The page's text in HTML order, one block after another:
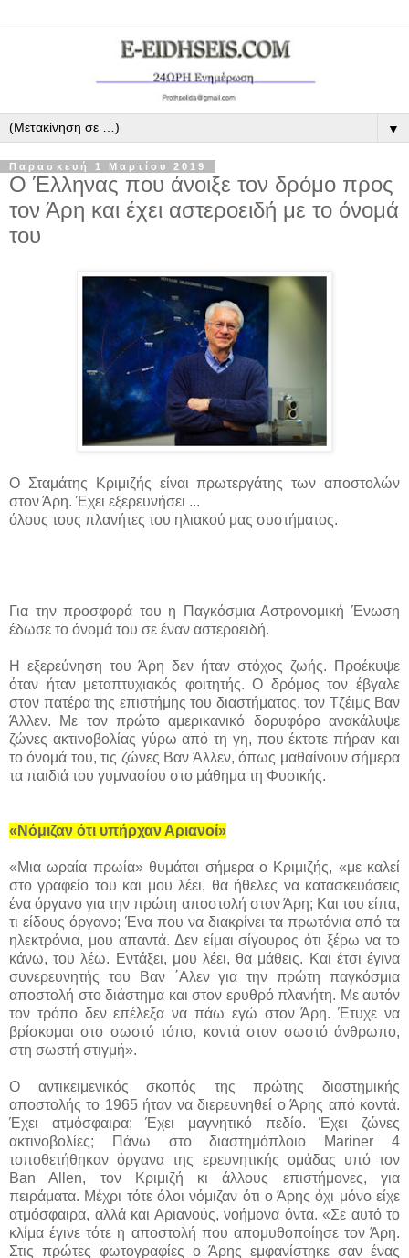
▼
Παρασκευή 1 Μαρτίου 2019
Ο Έλληνας που άνοιξε τον δρόμο προς
τον Άρη και έχει αστεροειδή με το όνομά
του
Ο Σταμάτης Κριμιζής είναι πρωτεργάτης των αποστολών
στον Άρη. Έχει εξερευνήσει ...
όλους τους πλανήτες του ηλιακού μας συστήματος.
Για την προσφορά του η Παγκόσμια Αστρονομική Ένωση
έδωσε το όνομά του σε έναν αστεροειδή.
Η εξερεύνηση του Άρη δεν ήταν στόχος ζωής. Προέκυψε
όταν ήταν μεταπτυχιακός φοιτητής. Ο δρόμος τον έβγαλε
στον πατέρα της επιστήμης του διαστήματος, τον Τζέιμς Βαν
Άλλεν. Με τον πρώτο αμερικανικό δορυφόρο ανακάλυψε
ζώνες ακτινοβολίας γύρω από τη γη, που έκτοτε πήραν και
το όνομά του, τις ζώνες Βαν Άλλεν, όπως μαθαίνουν σήμερα
τα παιδιά του γυμνασίου στο μάθημα τη Φυσικής.
«Νόμιζαν ότι υπήρχαν Αριανοί»
«Μια ωραία πρωία» θυμάται σήμερα ο Κριμιζής, «με καλεί
στο γραφείο του και μου λέει, θα ήθελες να κατασκευάσεις
ένα όργανο για την πρώτη αποστολή στον Άρη; Και του είπα,
τι είδους όργανο; Ένα που να διακρίνει τα πρωτόνια από τα
ηλεκτρόνια, μου απαντά. Δεν είμαι σίγουρος ότι ξέρω να το
κάνω, του λέω. Εντάξει, μου λέει, θα μάθεις. Και έτσι έγινα
συνερευνητής του Βαν ΄Αλεν για την πρώτη παγκόσμια
αποστολή στο διάστημα και στον ερυθρό πλανήτη. Με αυτόν
τον τρόπο δεν επέλεξα να πάω εγώ στον Άρη. Έτυχε να
βρίσκομαι στο σωστό τόπο, κοντά στον σωστό άνθρωπο,
στη σωστή στιγμή».
Ο αντικειμενικός σκοπός της πρώτης διαστημικής
αποστολής το 1965 ήταν να διερευνηθεί ο Άρης από κοντά.
Έχει ατμόσφαιρα; Έχει μαγνητικό πεδίο. Έχει ζώνες
ακτινοβολίες; Πάνω στο διαστημόπλοιο Mariner 4
τοποθετήθηκαν όργανα της ερευνητικής ομάδας υπό τον
Ban Allen, τον Κριμιζή κι άλλους επιστήμονες, για
πειράματα. Μέχρι τότε όλοι νόμιζαν ότι ο Άρης όχι μόνο είχε
ατμόσφαιρα, αλλά και Αριανούς, νοήμονα όντα. «Σε αυτό το
κλίμα έγινε τότε η αποστολή που απομυθοποίησε τον Άρη.
Στις πρώτες φωτογραφίες ο Άρης εμφανίστηκε σαν ένας